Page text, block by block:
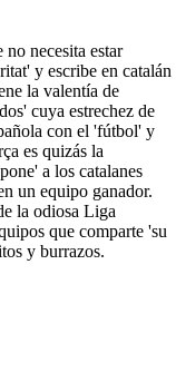
necesita estar
y escribe en catalán
la valentía de
cuya estrechez de
con el 'fútbol' y
es quizás la
a los catalanes
un equipo ganador.
la odiosa Liga
que comparte 'su
y burrazos.